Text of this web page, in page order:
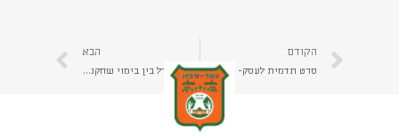
הקודם
סרט תדמית לעסק- אם אתה לא שם אתה לא קיים! | כל עסק שרוצה למכור- חייב להפיק סרט תדמית לעסק ולמוצרים | יהב הפקות
הבא
מה ההבדל בין בימוי שחקנים ובימוי אנשי העסק בסרט תדמית? | קרא כאן על הבדלי ההפקה של סרטי תדמית | יהב הפקות